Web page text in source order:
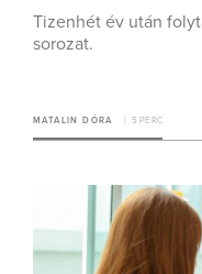
Tizenhét év után
sorozat.
MATALIN DÓRA 5 PERC